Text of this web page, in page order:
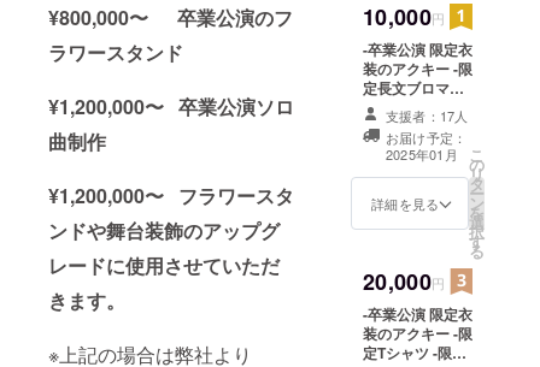
¥800,000〜 卒業公演のフ
ラワースタンド
¥1,200,000〜 卒業公演ソロ
曲制作
¥1,200,000〜 フラワースタ
ンドや舞台装飾のアップグ
レードに使用させていただ
きます。
※上記の場合は弊社より
ち帰り不可 ※お
名前（ニック
ネーム可）は、6
文字までお願い
いたします。 ※
特殊文字・記号
は使用できませ
10,000円
-卒業公演 限定衣
装のアクキー -限
定長文ブロマイ
ド -クレジット
(名前掲載 ) 当日
会場にある看板
に支援者として
お名前を掲載さ
せていただきま
す。 備考欄に記
可）を記載くだ
さい。 ※ネーム
プレートのお持
ち帰り不可 ※お
名前（ニック
支援者：17人
お届け予定：
2025年01月
詳細を見る
こ
の
リ
タ
ー
ン
を
選
択
す
る
20,000円
-卒業公演 限定衣
装のアクキー -限
定Tシャツ -限定